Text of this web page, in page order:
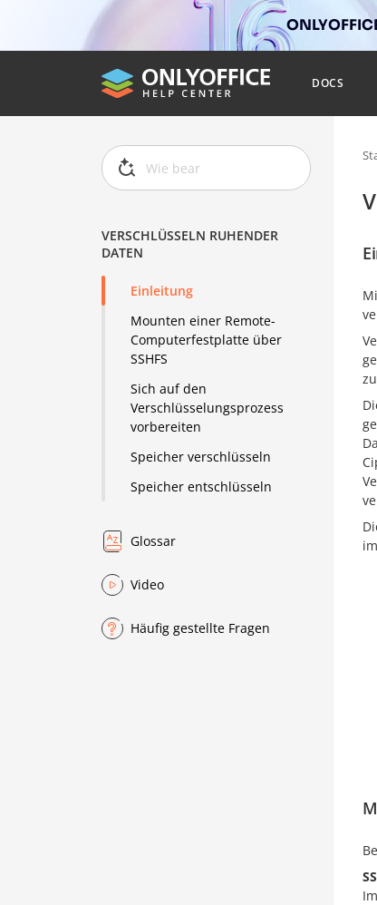
DOCS
VERSCHLÜSSELN RUHENDER
DATEN
Einleitung
Mounten einer Remote-
Computerfestplatte über
SSHFS
Sich auf den
Verschlüsselungsprozess
vorbereiten
Speicher verschlüsseln
Speicher entschlüsseln
Glossar
Video
Häufig gestellte Fragen